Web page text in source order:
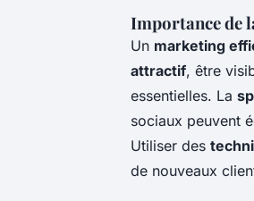
Importance de
Un marketing
attractif, être
essentielles. La
sociaux peuvent
Utiliser des
de nouveaux